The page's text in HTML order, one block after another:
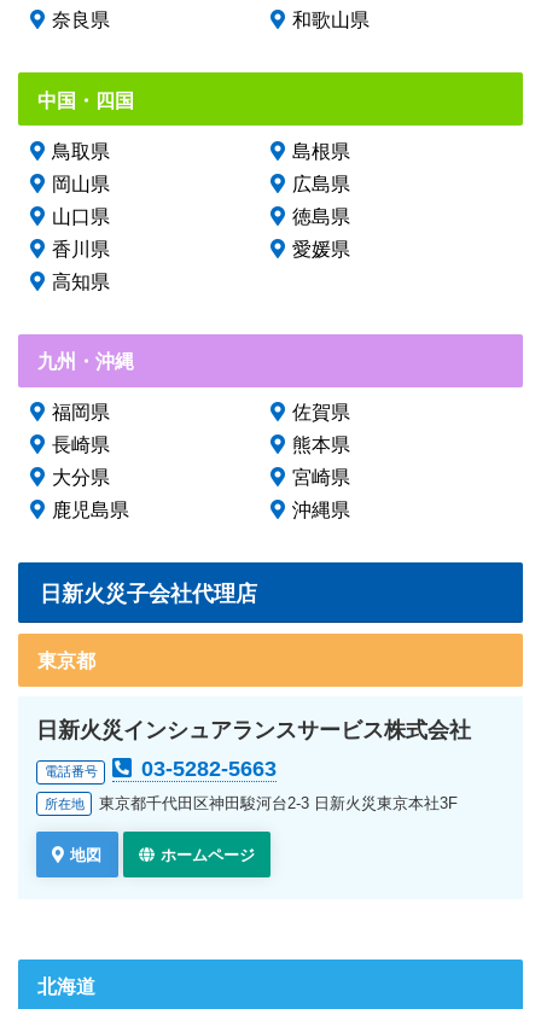
奈良県
和歌山県
中国・四国
鳥取県
島根県
岡山県
広島県
山口県
徳島県
香川県
愛媛県
高知県
九州・沖縄
福岡県
佐賀県
長崎県
熊本県
大分県
宮崎県
鹿児島県
沖縄県
日新火災子会社代理店
東京都
日新火災インシュアランスサービス株式会社
電話番号 03-5282-5663
所在地 東京都千代田区神田駿河台2-3 日新火災東京本社3F
地図 ホームページ
北海道